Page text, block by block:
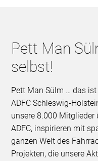
Pett Man
selbst!
Pett Man Sülm … das
ADFC Schleswig-
unsere 8.000
ADFC, inspirieren mit
ganzen Welt des
Projekten, die unsere